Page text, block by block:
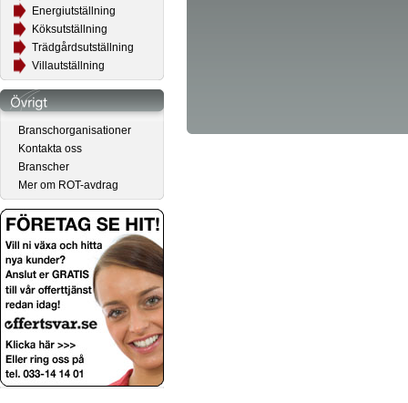
Energiutställning
Köksutställning
Trädgårdsutställning
Villautställning
Branschorganisationer
Kontakta oss
Branscher
Mer om ROT-avdrag